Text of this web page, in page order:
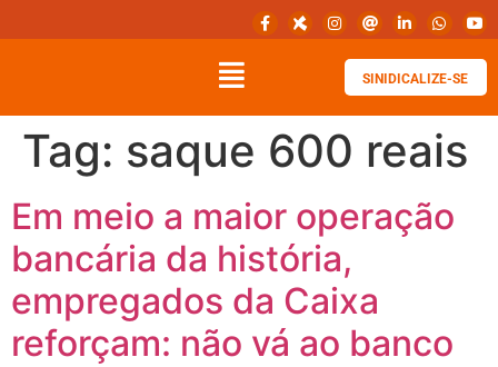
SINIDICALIZE-SE
Tag: saque 600 reais
Em meio a maior operação
bancária da história,
empregados da Caixa
reforçam: não vá ao banco